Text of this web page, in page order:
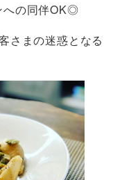
への同伴OK◎
さまの迷惑となる